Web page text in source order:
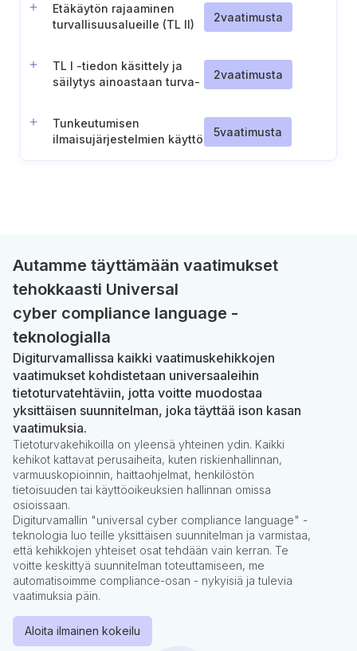
sisällä (TL IV)
Etäkäytön rajaaminen
turvallisuusalueille (TL II)
2vaatimusta
TL I -tiedon käsittely ja
säilytys ainoastaan turva-
2vaatimusta
Tunkeutumisen
ilmaisujärjestelmien käyttö
5vaatimusta
Autamme täyttämään vaatimukset
tehokkaasti Universal
cyber compliance language -
teknologialla
Digiturvamallissa kaikki vaatimuskehikkojen
vaatimukset kohdistetaan universaaleihin
tietoturvatehtäviin, jotta voitte muodostaa
yksittäisen suunnitelman, joka täyttää ison kasan
vaatimuksia.
Tietoturvakehikoilla on yleensä yhteinen ydin. Kaikki
kehikot kattavat perusaiheita, kuten riskienhallinnan,
varmuuskopioinnin, haittaohjelmat, henkilöstön
tietoisuuden tai käyttöoikeuksien hallinnan omissa
osioissaan.
Digiturvamallin "universal cyber compliance language" -
teknologia luo teille yksittäisen suunnitelman ja varmistaa,
että kehikkojen yhteiset osat tehdään vain kerran. Te
voitte keskittyä suunnitelman toteuttamiseen, me
automatisoimme compliance-osan - nykyisiä ja tulevia
vaatimuksia päin.
Aloita ilmainen kokeilu